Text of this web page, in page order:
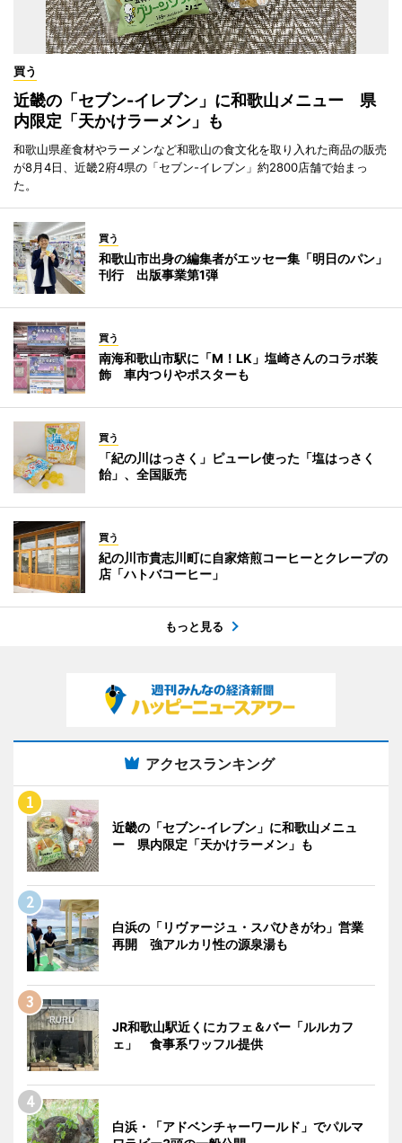
買う
近畿の「セブン-イレブン」に和歌山メニュー 県
内限定「天かけラーメン」も
和歌山県産食材やラーメンなど和歌山の食文化を取り入れた商品の販売
が8月4日、近畿2府4県の「セブン-イレブン」約2800店舗で始まっ
た。
買う
和歌山市出身の編集者がエッセー集「明日のパン」
刊行 出版事業第1弾
買う
南海和歌山市駅に「M！LK」塩崎さんのコラボ装
飾 車内つりやポスターも
買う
「紀の川はっさく」ピューレ使った「塩はっさく
飴」、全国販売
買う
紀の川市貴志川町に自家焙煎コーヒーとクレープの
店「ハトバコーヒー」
もっと見る
アクセスランキング
近畿の「セブン-イレブン」に和歌山メニュ
ー 県内限定「天かけラーメン」も
白浜の「リヴァージュ・スパひきがわ」営業
再開 強アルカリ性の源泉湯も
JR和歌山駅近くにカフェ＆バー「ルルカフ
ェ」 食事系ワッフル提供
白浜・「アドベンチャーワールド」でパルマ